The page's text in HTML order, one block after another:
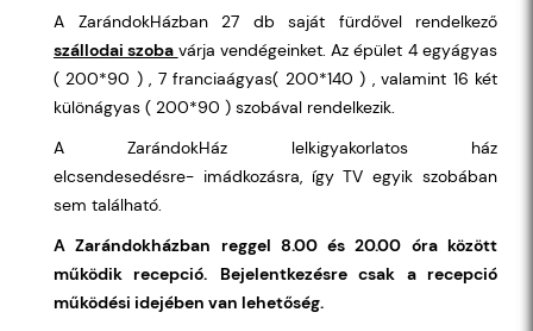
A ZarándokHázban 27 db saját fürdővel rendelkező
szállodai szoba várja vendégeinket. Az épület 4 egyágyas
( 200*90 ) , 7 franciaágyas( 200*140 ) , valamint 16 két
különágyas ( 200*90 ) szobával rendelkezik.
A ZarándokHáz lelkigyakorlatos ház
elcsendesedésre- imádkozásra, így TV egyik szobában
sem található.
A Zarándokházban reggel 8.00 és 20.00 óra között
működik recepció.
Bejelentkezésre csak a recepció
működési idejében van lehetőség.